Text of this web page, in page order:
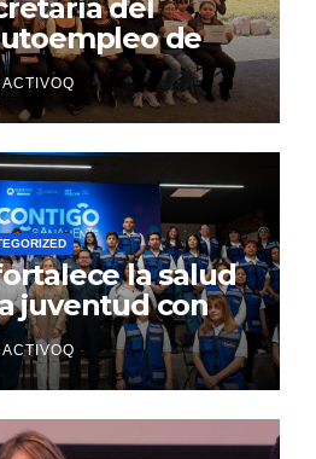
del
de
ACTIVOQ
la salud
juventud con
e impacto
ACTIVOQ